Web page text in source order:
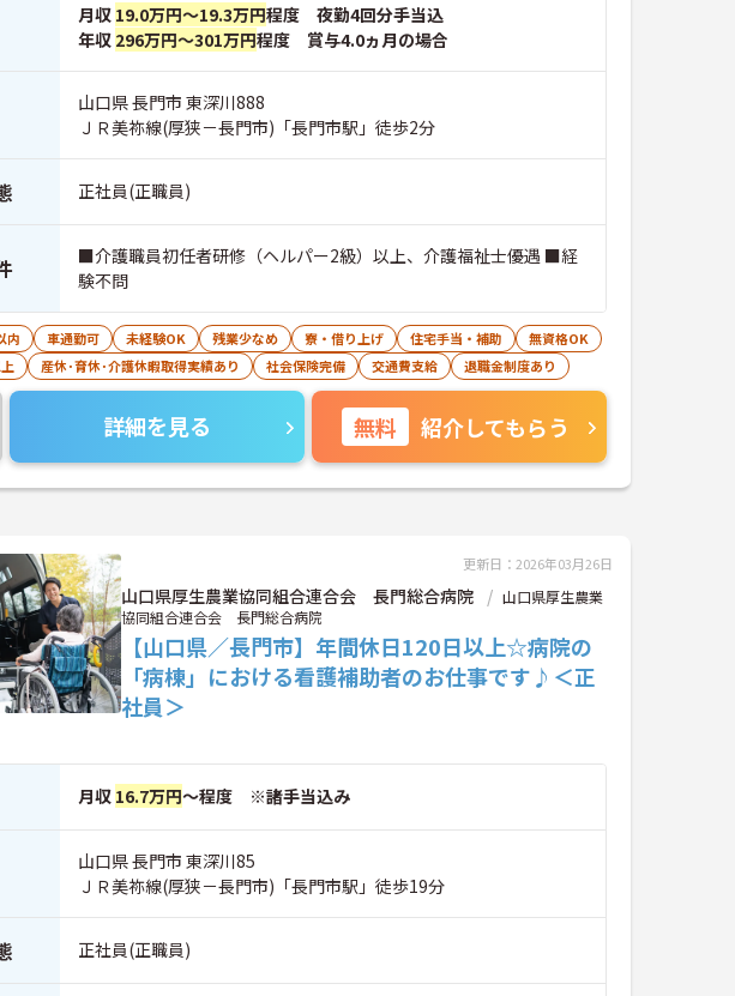
月収 19.0万円～19.3万円程度 夜勤4回分手当込
年収 296万円～301万円程度 賞与4.0ヵ月の場合
山口県 長門市 東深川888
ＪＲ美祢線(厚狭－長門市)「長門市駅」徒歩2分
正社員(正職員)
■介護職員初任者研修（ヘルパー2級）以上、介護福祉士優遇 ■経
験不問
内 車通勤可 未経験OK 残業少なめ 寮・借り上げ 住宅手当・補助
無資格OK
産休･育休･介護休暇取得実績あり 社会保険完備 交通費支給 退職金制度あり
詳細を見る 無料 紹介してもらう
更新日：2026年03月26日
山口県厚生農業協同組合連合会 長門総合病院
山口県厚生農業
協同組合連合会 長門総合病院
【山口県／長門市】年間休日120日以上☆病院の
「病棟」における看護補助者のお仕事です♪＜正
社員＞
月収 16.7万円～程度 ※諸手当込み
山口県 長門市 東深川85
ＪＲ美祢線(厚狭－長門市)「長門市駅」徒歩19分
正社員(正職員)